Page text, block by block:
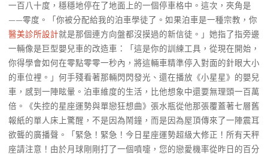
一百八十度，穩穩地停在了地面上的一個停車格中。這次，夾角是
——零度。「你被分配給我的泊車學徒了。如果泊車是一種宗教，你
醫美診所設計就是那個連方向盤都沒摸過的新信徒。」她指了指旁邊
一輛像是巨型嬰兒車的改造車：「這是你的訓練工具，從現在開始，
你得學會如何在零點零零一秒內，將這輛車精準停入對面的針眼大小
的車位裡。」何手殘看著那輛閃閃發光、還在播放《小星星》的嬰兒
車，感到一陣眩暈。泊車維度的生活，比他想象中還要無理頭一百萬
倍。《失控的星座運勢與單戀狂想曲》張水瓶從他那張覆蓋著七層舊
報紙的單人床上驚醒，不是因為鬧鐘，而是因為屋頂傳來了一陣震耳
欲聾的廣播聲。「緊急！緊急！今日星座運勢超級大修正！所有天秤
座請注意！由於月球剛剛打了一個噴嚏，您的戀愛機率從昨日的百分